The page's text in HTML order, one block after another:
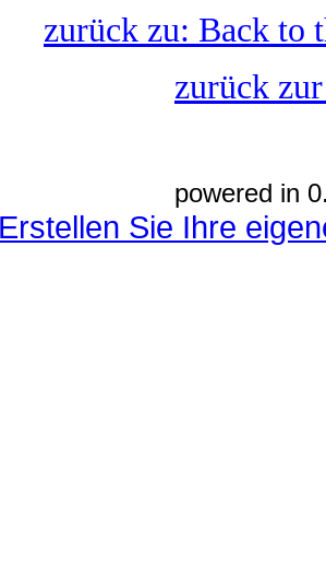
zurück zu: Back to
zurück
powered in
Erstellen Sie Ihre